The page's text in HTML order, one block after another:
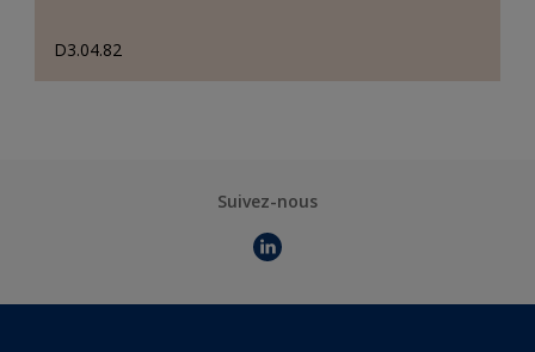
D3.04.82
Suivez-nous